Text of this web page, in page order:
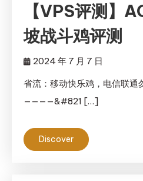
【VPS评测】
坡战斗鸡评测
2024 年 7 月 7 日
省流：移动快乐鸡，电信联通
————&#821 […]
Discover